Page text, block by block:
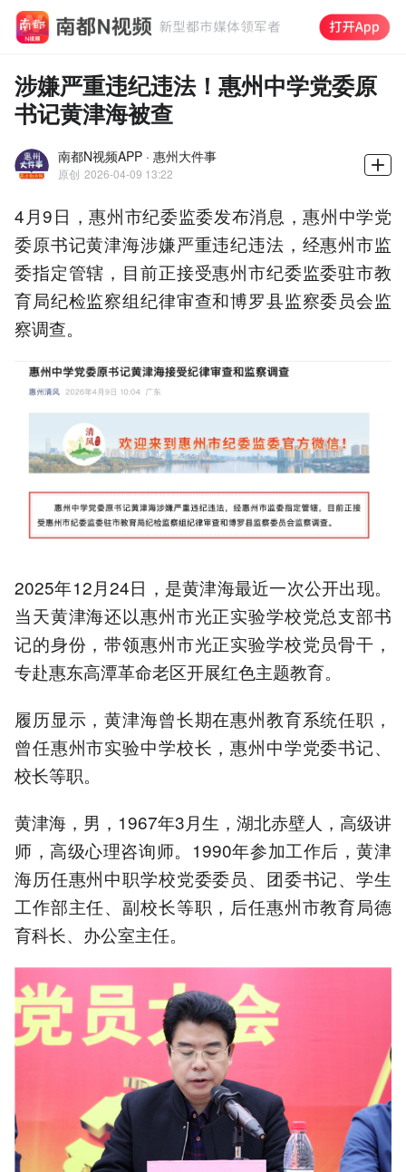
涉嫌严重违纪违法！惠州中学党委原
书记黄津海被查
南都N视频APP · 惠州大件事
原创 2026-04-09 13:22
4月9日，惠州市纪委监委发布消息，惠州中学党
委原书记黄津海涉嫌严重违纪违法，经惠州市监
委指定管辖，目前正接受惠州市纪委监委驻市教
育局纪检监察组纪律审查和博罗县监察委员会监
察调查。
2025年12月24日，是黄津海最近一次公开出现。
当天黄津海还以惠州市光正实验学校党总支部书
记的身份，带领惠州市光正实验学校党员骨干，
专赴惠东高潭革命老区开展红色主题教育。
履历显示，黄津海曾长期在惠州教育系统任职，
曾任惠州市实验中学校长，惠州中学党委书记、
校长等职。
黄津海，男，1967年3月生，湖北赤壁人，高级讲
师，高级心理咨询师。1990年参加工作后，黄津
海历任惠州中职学校党委委员、团委书记、学生
工作部主任、副校长等职，后任惠州市教育局德
育科长、办公室主任。